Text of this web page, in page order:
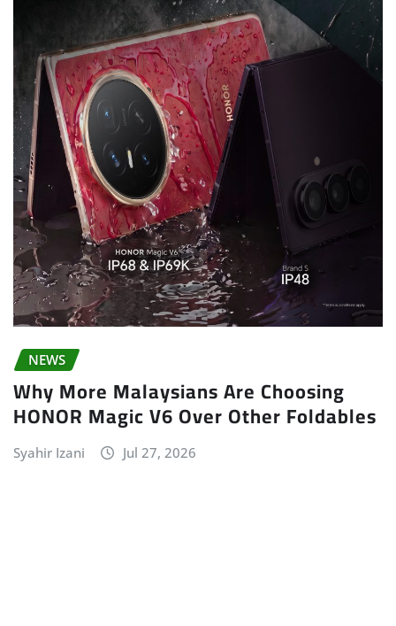
NEWS
Why More Malaysians Are Choosing
HONOR Magic V6 Over Other Foldables
Syahir Izani Jul 27, 2026